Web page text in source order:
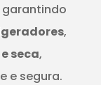
garantindo
,
seca,
e segura.